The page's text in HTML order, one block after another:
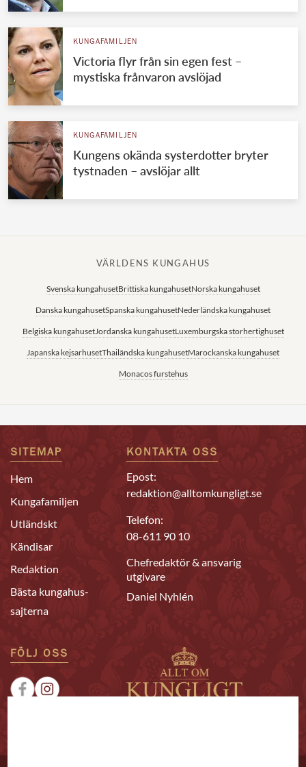
KUNGAFAMILJEN
Victoria flyr från sin egen fest –
mystiska frånvaron avslöjad
KUNGAFAMILJEN
Kungens okända systerdotter bryter
tystnaden – avslöjar allt
VÄRLDENS KUNGAHUS
Svenska kungahusetBrittiska kungahusetNorska kungahuset
Danska kungahusetSpanska kungahusetNederländska kungahuset
Belgiska kungahusetJordanska kungahusetLuxemburgska storhertighuset
Japanska kejsarhusetThailändska kungahusetMarockanska kungahuset
Monacos furstehus
SITEMAP
Hem
Kungafamiljen
Utländskt
Kändisar
Redaktion
Bästa kungahus-
sajterna
KONTAKTA OSS
Epost:
redaktion@alltomkungligt.se
Telefon:
08-611 90 10
Chefredaktör & ansvarig
utgivare
Daniel Nyhlén
FÖLJ OSS